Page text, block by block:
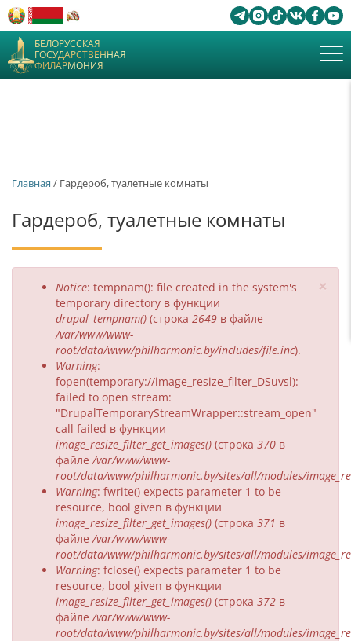
БЕЛОРУССКАЯ
ГОСУДАРСТВЕННАЯ
ФИЛАРМОНИЯ
Главная / Гардероб, туалетные комнаты
Гардероб, туалетные комнаты
×
Сообщение
ошибке
Notice: tempnam(): file created in the system's
temporary directory в функции
drupal_tempnam() (строка 2649 в файле
/var/www/www-
root/data/www/philharmonic.by/includes/file.inc).
Warning:
fopen(temporary://image_resize_filter_DSuvsl):
failed to open stream:
"DrupalTemporaryStreamWrapper::stream_open"
call failed в функции
image_resize_filter_get_images() (строка 370 в
файле/var/www/www-
root/data/www/philharmonic.by/sites/all/modules/
Warning: fwrite() expects parameter 1 to be
resource, bool given в функции
image_resize_filter_get_images() (строка 371 в
файле/var/www/www-
root/data/www/philharmonic.by/sites/all/modules/
Warning: fclose() expects parameter 1 to be
resource, bool given в функции
image_resize_filter_get_images() (строка 372 в
файле/var/www/www-
root/data/www/philharmonic.by/sites/all/modules/